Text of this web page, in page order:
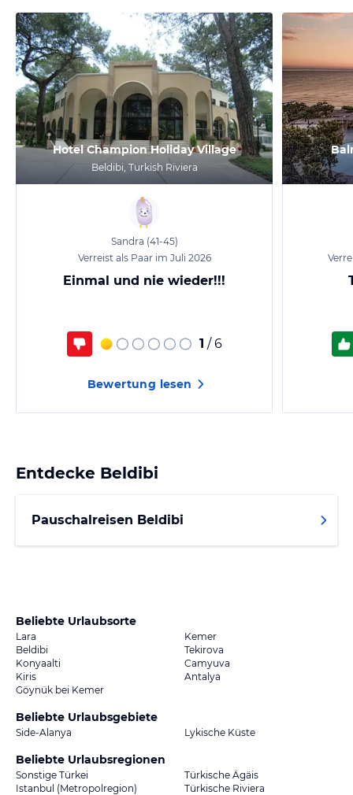
Hotel Champion Holiday Village
Beldibi, Turkish Riviera
Sandra (41-45)
Verreist als Paar im Juli 2026
Einmal und nie wieder!!!
1 / 6
Bewertung lesen
Entdecke Beldibi
Pauschalreisen Beldibi
Beliebte Urlaubsorte
Lara
Kemer
Beldibi
Tekirova
Konyaalti
Camyuva
Kiris
Antalya
Göynük bei Kemer
Beliebte Urlaubsgebiete
Side-Alanya Lykische Küste
Beliebte Urlaubsregionen
Sonstige Türkei
Türkische Ägäis
Istanbul (Metropolregion)
Türkische Riviera